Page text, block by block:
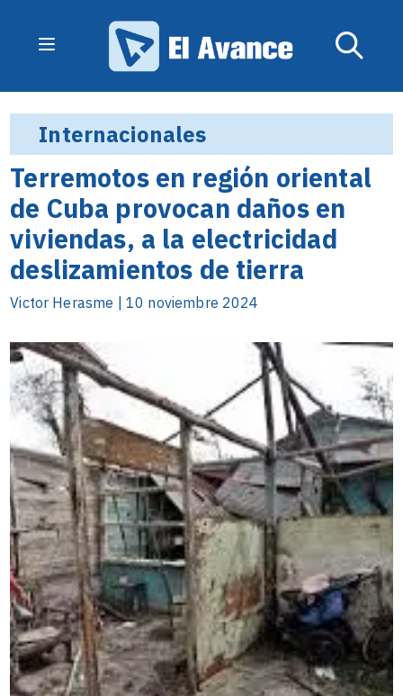
Internacionales
Terremotos en región oriental
de Cuba provocan daños en
viviendas, a la electricidad
deslizamientos de tierra
Victor Herasme | 10 noviembre 2024